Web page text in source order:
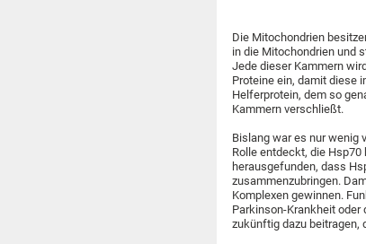
Die Mitochondrien
in die Mitochondrien und
Jede dieser Kammern
Proteine ein, damit diese
Helferprotein, dem so
Kammern verschließt.
Bislang war es nur wenig
Rolle entdeckt, die
herausgefunden, dass
zusammenzubringen.
Komplexen gewinnen.
Parkinson-Krankheit
zukünftig dazu beitragen,